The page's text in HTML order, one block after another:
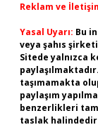
Reklam ve
Yasal Uyarı: Bu
veya şahıs
Sitede yalnızca
taşımamakta
paylaşım
benzerlikleri
taslak